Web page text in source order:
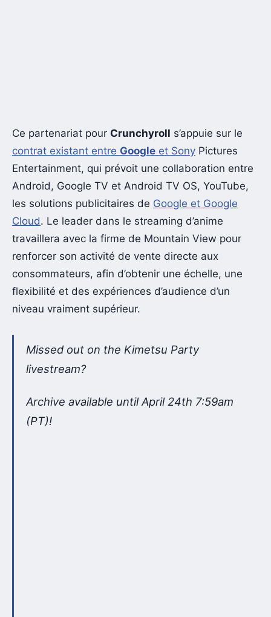
Ce partenariat pour Crunchyroll s’appuie sur le
contrat existant entre Google et Sony Pictures
Entertainment, qui prévoit une collaboration entre
Android, Google TV et Android TV OS, YouTube,
les solutions publicitaires de Google et Google
Cloud. Le leader dans le streaming d’anime
travaillera avec la firme de Mountain View pour
renforcer son activité de vente directe aux
consommateurs, afin d’obtenir une échelle, une
flexibilité et des expériences d’audience d’un
niveau vraiment supérieur.
Missed out on the Kimetsu Party
livestream?
Archive available until April 24th 7:59am
(PT)!